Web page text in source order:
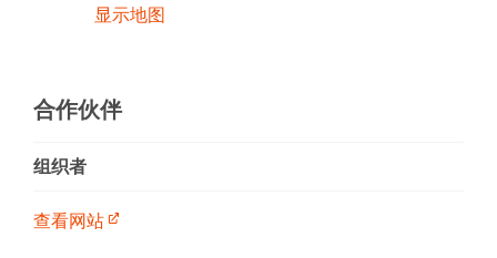
显示地图
合作伙伴
组织者
查看网站